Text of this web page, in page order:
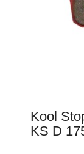
Kool
KS D